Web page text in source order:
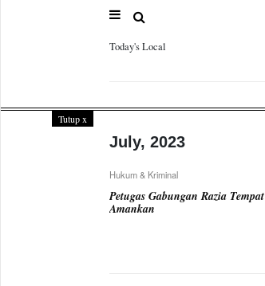
Today's Local
Tutupx
July, 2023
Hukum & Kriminal
Petugas Gabungan Razia
Amankan